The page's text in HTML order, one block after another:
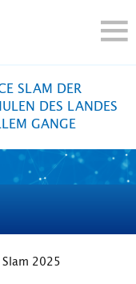
Moodle
SLAM DER
DES LANDES
GANGE
2025